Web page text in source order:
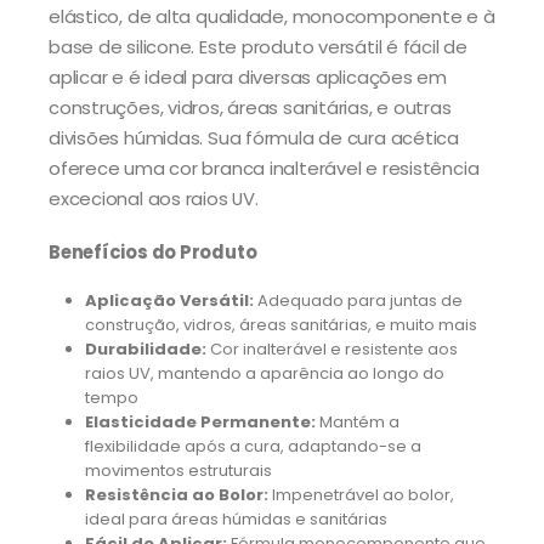
elástico, de alta qualidade, monocomponente e à
base de silicone. Este produto versátil é fácil de
aplicar e é ideal para diversas aplicações em
construções, vidros, áreas sanitárias, e outras
divisões húmidas. Sua fórmula de cura acética
oferece uma cor branca inalterável e resistência
excecional aos raios UV.
Benefícios do Produto
Aplicação Versátil: Adequado para juntas de
construção, vidros, áreas sanitárias, e muito mais
Durabilidade: Cor inalterável e resistente aos
raios UV, mantendo a aparência ao longo do
tempo
Elasticidade Permanente: Mantém a
flexibilidade após a cura, adaptando-se a
movimentos estruturais
Resistência ao Bolor: Impenetrável ao bolor,
ideal para áreas húmidas e sanitárias